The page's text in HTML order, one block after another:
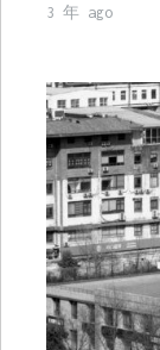
3 年 ago